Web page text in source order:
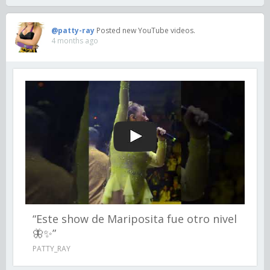
@patty-ray Posted new YouTube videos.
4 months ago
“Este show de Mariposita fue otro nivel
🦋✨”
PATTY_RAY